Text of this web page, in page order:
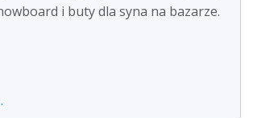
i buty dla syna na bazarze.